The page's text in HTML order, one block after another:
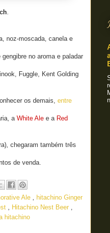
.
noz-moscada, canela e
no aroma e paladar
Fuggle, Kent Golding
os demais, entre
a White Ale e a Red
chegaram também três
de venda.
Ale , hitachino Ginger
, Hitachino Nest Beer ,
hitachino